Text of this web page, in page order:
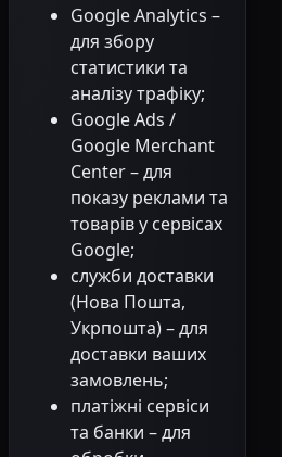
Google Analytics –
для збору
статистики та
аналізу трафіку;
Google Ads /
Google Merchant
Center – для
показу реклами та
товарів у сервісах
Google;
служби доставки
(Нова Пошта,
Укрпошта) – для
доставки ваших
замовлень;
платіжні сервіси
та банки – для